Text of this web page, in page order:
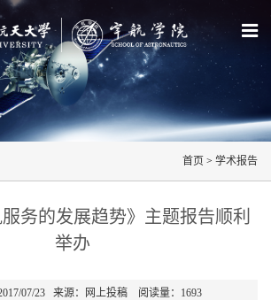
首页 > 学术报告
务的发展趋势》主题报告顺利
举办
07/23 来源：网上投稿 阅读量： 1693